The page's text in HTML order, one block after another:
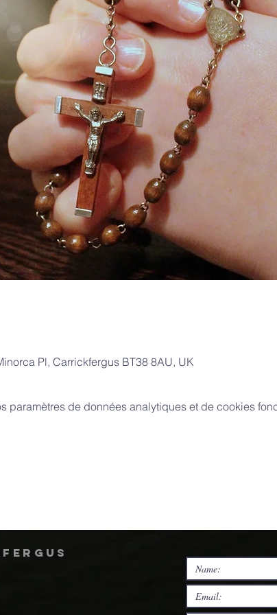
Pl, Carrickfergus BT38 8AU, UK
paramètres de données analytiques et de cookies